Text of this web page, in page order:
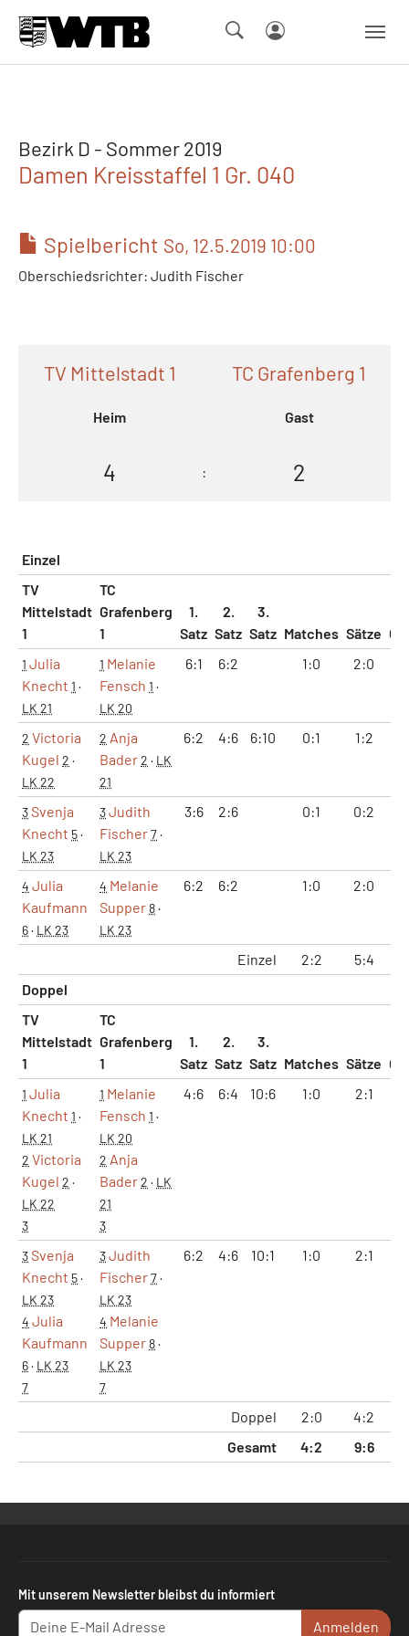
Bezirk D - Sommer 2019
Damen Kreisstaffel 1 Gr. 040
Spielbericht So, 12.5.2019 10:00
Oberschiedsrichter: Judith Fischer
TV Mittelstadt 1
Heim
TC Grafenberg 1
Gast
4 : 2
Einzel
TV
Mittelstadt
1
TC
Grafenberg
1
1.
Satz
2.
Satz
3.
Satz Matches Sätze
1 Julia
Knecht 1 ·
LK 21
1 Melanie
Fensch 1 ·
LK 20
6:1 6:2 1:0 2:0
2 Victoria
Kugel 2 ·
LK 22
2 Anja
Bader2 · LK
21
6:2 4:6 6:10 0:1 1:2
3Svenja
Knecht 5·
LK 23
3Judith
Fischer7·
LK 23
3:6 2:6 0:1 0:2
4 Julia
Kaufmann
6· LK 23
4 Melanie
Supper8·
LK 23
6:2 6:2 1:0 2:0
Einzel 2:2 5:4
Doppel
TV
Mittelstadt
1
TC
Grafenberg
1
1.
Satz
2.
Satz
3.
Satz Matches Sätze
1 Julia
Knecht 1 ·
LK 21
2 Victoria
Kugel 2 ·
LK 22
3
1 Melanie
Fensch 1 ·
LK 20
2 Anja
Bader2 · LK
21
3
4:6 6:4 10:6 1:0 2:1
3Svenja
Knecht 5·
LK 23
4 Julia
Kaufmann
6· LK 23
7
3Judith
Fischer7·
LK 23
4 Melanie
Supper8·
LK 23
7
6:2 4:6 10:1 1:0 2:1
Doppel 2:0 4:2
Gesamt
4:2 9:6
Mit unserem Newsletter bleibst du informiert
Anmelden